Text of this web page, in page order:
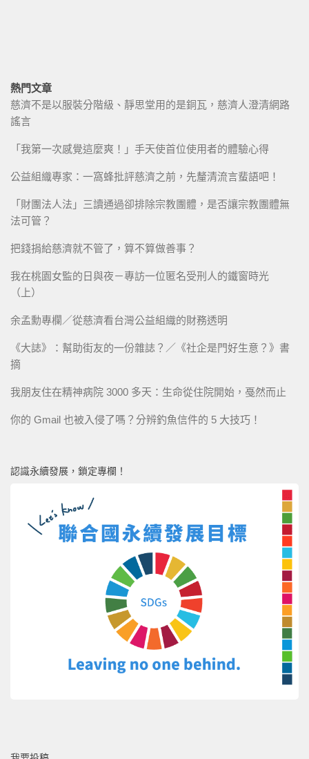
熱門文章
慈濟不是以服裝分階級、靜思堂用的是銅瓦，慈濟人澄清網路
謠言
「我第一次感覺這麼爽！」手天使首位使用者的體驗心得
公益組織專家：一窩蜂批評慈濟之前，先釐清流言蜚語吧！
「財團法人法」三讀通過卻排除宗教團體，是否讓宗教團體無
法可管？
把錢捐給慈濟就不管了，算不算做善事？
我在桃園女監的日與夜－專訪一位匿名受刑人的鐵窗時光
（上）
余孟勳專欄／從慈濟看台灣公益組織的財務透明
《大誌》：幫助街友的一份雜誌？／《社企是門好生意？》書
摘
我朋友住在精神病院 3000 多天：生命從住院開始，戞然而止
你的 Gmail 也被入侵了嗎？分辨釣魚信件的 5 大技巧！
認識永續發展，鎖定專欄！